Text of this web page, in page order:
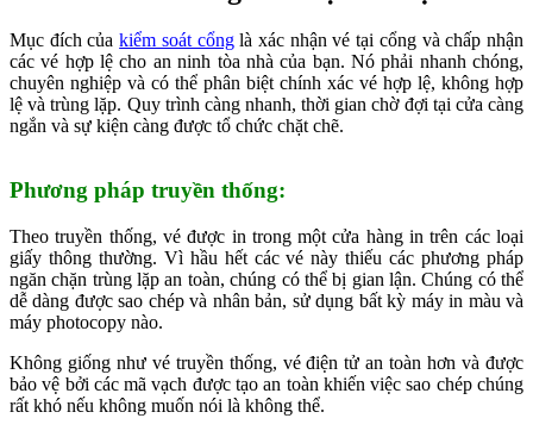
Mục đích củakiểm soát cổnglà xác nhận vé tại cổng và chấp nhận
các vé hợp lệ cho an ninh tòa nhà của bạn. Nó phải nhanh chóng,
chuyên nghiệp và có thể phân biệt chính xác vé hợp lệ, không hợp
lệ và trùng lặp. Quy trình càng nhanh, thời gian chờ đợi tại cửa càng
ngắn và sự kiện càng được tổ chức chặt chẽ.
Phương pháp truyền thống:
Theo truyền thống, vé được in trong một cửa hàng in trên các loại
giấy thông thường. Vì hầu hết các vé này thiếu các phương pháp
ngăn chặn trùng lặp an toàn, chúng có thể bị gian lận. Chúng có thể
dễ dàng được sao chép và nhân bản, sử dụng bất kỳ máy in màu và
máy photocopy nào.
Không giống như vé truyền thống, vé điện tử an toàn hơn và được
bảo vệ bởi các mã vạch được tạo an toàn khiến việc sao chép chúng
rất khó nếu không muốn nói là không thể.